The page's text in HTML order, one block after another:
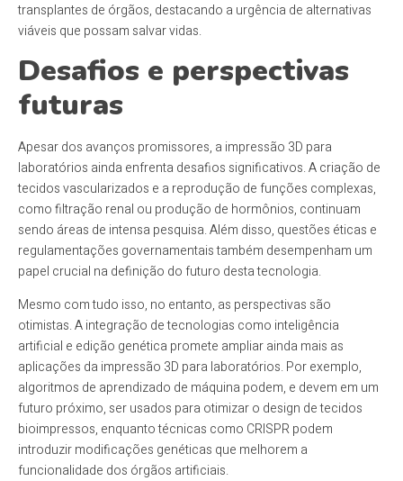
transplantes de órgãos, destacando a urgência de alternativas
viáveis que possam salvar vidas.
Desafios e perspectivas
futuras
Apesar dos avanços promissores, a impressão 3D para
laboratórios ainda enfrenta desafios significativos. A criação de
tecidos vascularizados e a reprodução de funções complexas,
como filtração renal ou produção de hormônios, continuam
sendo áreas de intensa pesquisa. Além disso, questões éticas e
regulamentações governamentais também desempenham um
papel crucial na definição do futuro desta tecnologia.
Mesmo com tudo isso, no entanto, as perspectivas são
otimistas. A integração de tecnologias como inteligência
artificial e edição genética promete ampliar ainda mais as
aplicações da impressão 3D para laboratórios. Por exemplo,
algoritmos de aprendizado de máquina podem, e devem em um
futuro próximo, ser usados para otimizar o design de tecidos
bioimpressos, enquanto técnicas como CRISPR podem
introduzir modificações genéticas que melhorem a
funcionalidade dos órgãos artificiais.